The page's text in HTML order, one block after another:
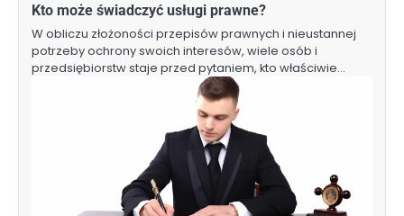
Kto może świadczyć usługi prawne?
W obliczu złożoności przepisów prawnych i nieustannej
potrzeby ochrony swoich interesów, wiele osób i
przedsiębiorstw staje przed pytaniem, kto właściwie…